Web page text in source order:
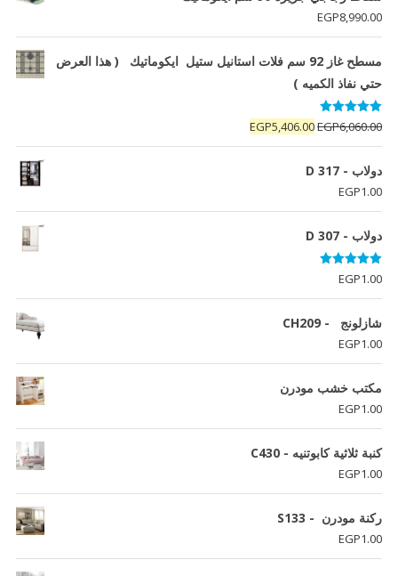
EGP8,990.00
مسطح غاز 92 سم فلات استانيل ستيل ايكوماتيك ( هذا العرض
حتي نفاذ الكميه )
تم التقييم
5.00 من 5EGP6,060.00
السعر
الأصلي
هو:
EGP5,406.00
السعر
الحالي
دولاب - D 317
EGP1.00
دولاب - D 307
تم التقييم
5.00
من 5
EGP1.00
شازلونج - CH209
EGP1.00
مكتب خشب مودرن
EGP1.00
كنبة ثلاثية كابوتنيه - C430
EGP1.00
ركنة مودرن - S133
EGP1.00